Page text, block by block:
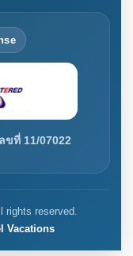
ขที่ 11/07022
reserved.
Vacations